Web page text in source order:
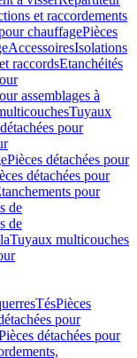
et raccordements
chauffagePièces
AccessoiresIsolations
raccordsEtanchéités
assemblages à
Tuyaux
pour
Pièces détachées pour
détachées pour
pour
de
de
Tuyaux multicouches
TésPièces
pour
détachées pour